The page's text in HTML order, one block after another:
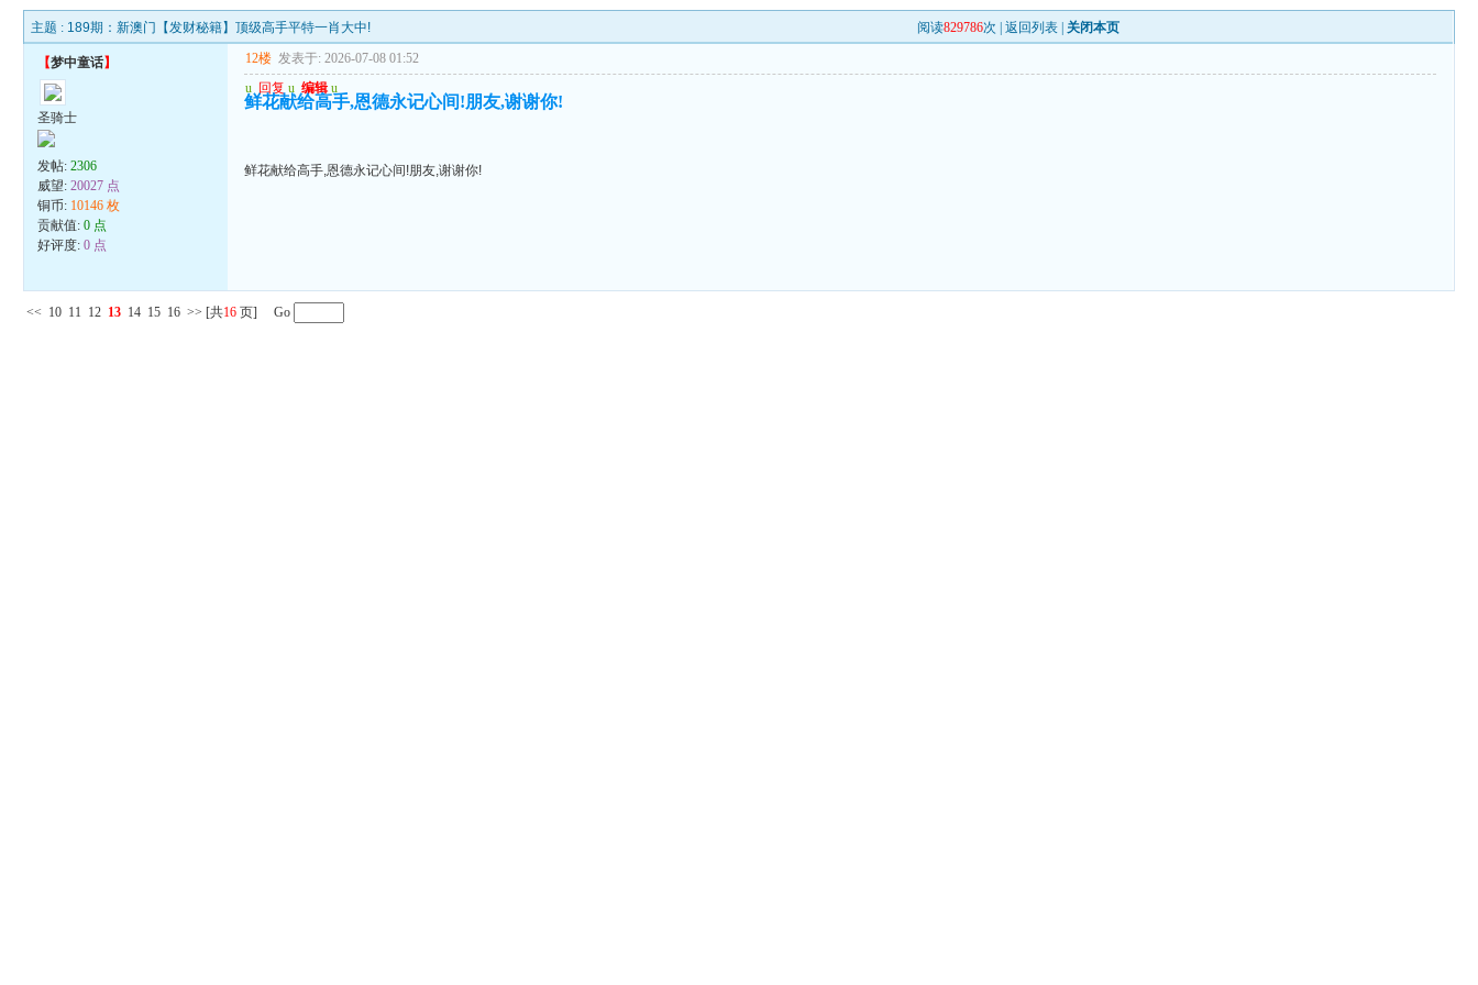
主题 : 189期：新澳门【发财秘籍】顶级高手平特一肖大中! 阅读829786次 |返回列表 关闭本页
【梦中童话】
圣骑士
发帖:2306
威望:20027 点
铜币: 10146 枚
贡献值:0 点
好评度:0 点
12楼 发表于: 2026-07-08 01:52
u 回复 u 编辑 u
鲜花献给高手,恩德永记心间!朋友,谢谢你!
鲜花献给高手,恩德永记心间!朋友,谢谢你!
<< 10 11 12 13 14 15 16 >> [共16 页] Go